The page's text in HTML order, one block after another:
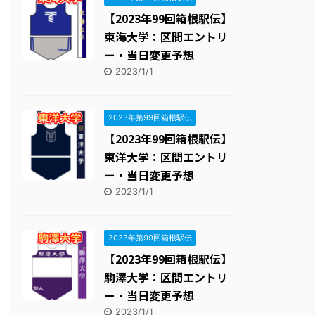
【2023年99回箱根駅伝】
東海大学：区間エントリ
ー・当日変更予想
2023/1/1
2023年第99回箱根駅伝
【2023年99回箱根駅伝】
東洋大学：区間エントリ
ー・当日変更予想
2023/1/1
2023年第99回箱根駅伝
【2023年99回箱根駅伝】
駒澤大学：区間エントリ
ー・当日変更予想
2023/1/1